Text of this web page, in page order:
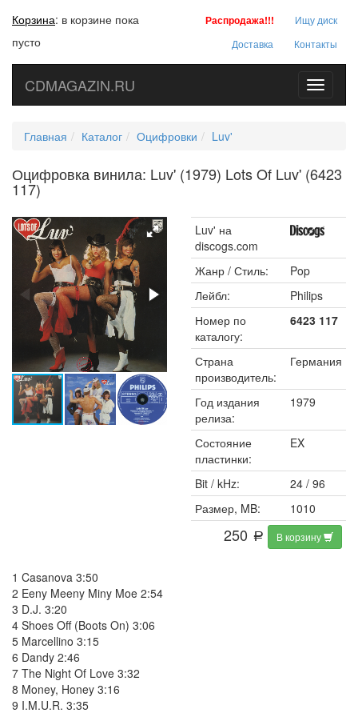
Корзина: в корзине пока
пусто
Распродажа!!!
Ищу диск
Доставка
Контакты
Toggle
CDMAGAZIN.RU
Главная Каталог Оцифровки Luv'
Оцифровка винила: Luv' (1979) Lots Of Luv' (6423
117)
Luv' на
discogs.com
Жанр / Стиль:
Pop
Лейбл:
Philips
Номер по
каталогу:
6423 117
Страна
производитель:
Германия
Год издания
релиза:
1979
Состояние
пластинки:
EX
Bit / kHz:
24 / 96
Размер, MB:
1010
250 a В корзину
1 Casanova 3:50
2 Eeny Meeny Miny Moe 2:54
3 D.J. 3:20
4 Shoes Off (Boots On) 3:06
5 Marcellino 3:15
6 Dandy 2:46
7 The Night Of Love 3:32
8 Money, Honey 3:16
9 I.M.U.R. 3:35